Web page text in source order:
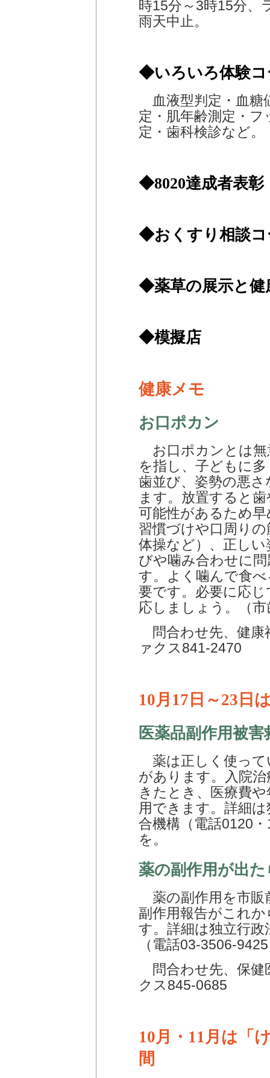
時15分～3時15分、
雨天中止。
◆いろいろ体験コ
血液型判定・血糖
定・肌年齢測定・
定・歯科検診など。
◆8020達成者表彰
◆おくすり相談コ
◆薬草の展示と健
◆模擬店
健康メモ
お口ポカン
お口ポカンとは無
を指し、子どもに
歯並び、姿勢の悪
ます。放置すると
可能性があるため
習慣づけや口周り
体操など）、正し
びや噛み合わせに
す。よく噛んで食
要です。必要に応
応しましょう。（
問合わせ先、健康
ァクス841-2470
10月17日～23日
医薬品副作用被害
薬は正しく使って
があります。入院
きたとき、医療費
用できます。詳細
合機構（電話0120
を。
薬の副作用が出
薬の副作用を市販
副作用報告がこれ
す。詳細は独立行政
（電話03-3506-
問合わせ先、保
クス845-0685
10月・11月は「
間